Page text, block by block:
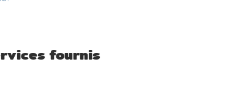
fournis